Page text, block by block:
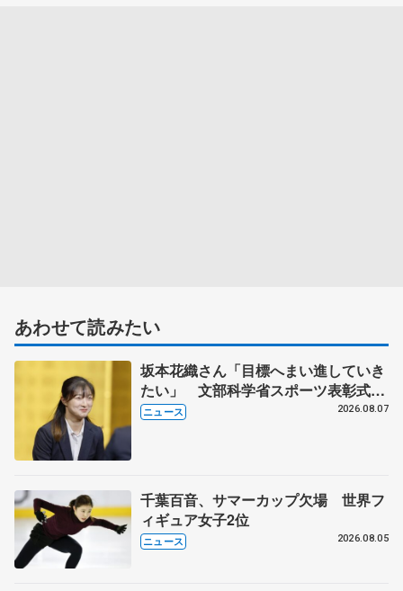
あわせて読みたい
坂本花織さん「目標へまい進していき
たい」 文部科学省スポーツ表彰式で
代表謝辞
ニュース 2026.08.07
千葉百音、サマーカップ欠場 世界フ
ィギュア女子2位
ニュース 2026.08.05